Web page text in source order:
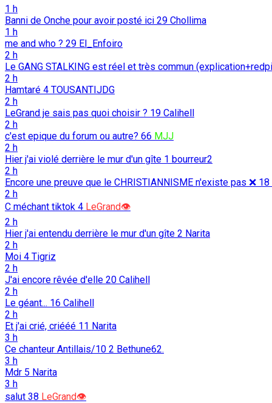
1 h
Banni de Onche pour avoir posté ici 29 Chollima
1 h
me and who ? 29 El_Enfoiro
2 h
Le GANG STALKING est réel et très commun
2 h
Hamtaré 4 TOUSANTIJDG
2 h
LeGrand je sais pas quoi choisir ? 19 Calihell
2 h
c'est epique du forum ou autre? 66 MJJ
2 h
Hier j'ai violé derrière le mur d'un gîte 1 bourreur2
2 h
Encore une preuve que le CHRISTIANNISME n'existe pas ❌️ 18
2 h
C méchant tiktok 4 LeGrand👁️
2 h
Hier j'ai entendu derrière le mur d'un gîte 2 Narita
2 h
Moi 4 Tigriz
2 h
J'ai encore rêvée d'elle 20 Calihell
2 h
Le géant... 16 Calihell
2 h
Et j'ai crié, criééé 11 Narita
3 h
Ce chanteur Antillais/10 2 Bethune62.
3 h
Mdr 5 Narita
3 h
salut 38 LeGrand👁️